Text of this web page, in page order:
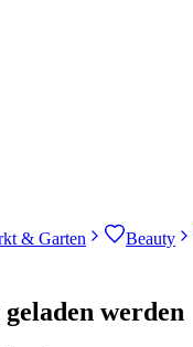
& Garten Beauty
werden